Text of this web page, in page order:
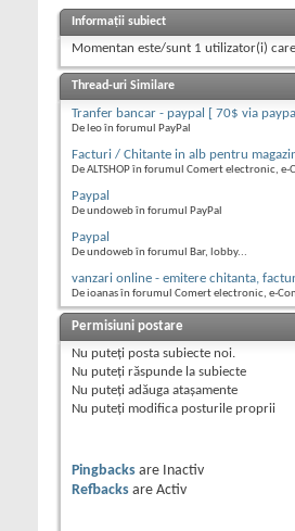
Informații subiect
Momentan este/sunt 1 utilizator(i)
Thread-uri Similare
Tranfer bancar - paypal [ 70$ via
De leo în forumul PayPal
Facturi / Chitante in alb pentru
De ALTSHOP în forumul Comert electronic, e-
Paypal
De undoweb în forumul PayPal
Paypal
De undoweb în forumul Bar, lobby...
vanzari online - emitere chitanta,
De ioanas în forumul Comert electronic, e-
Permisiuni postare
Nu puteţi posta subiecte noi.
Nu puteţi răspunde la subiecte
Nu puteţi adăuga ataşamente
Nu puteţi modifica posturile proprii
Pingbacks are
Inactiv
Refbacks are Activ